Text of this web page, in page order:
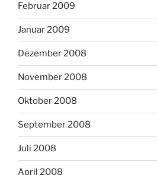
Februar 2009
Januar 2009
Dezember 2008
November 2008
Oktober 2008
September 2008
Juli 2008
April 2008